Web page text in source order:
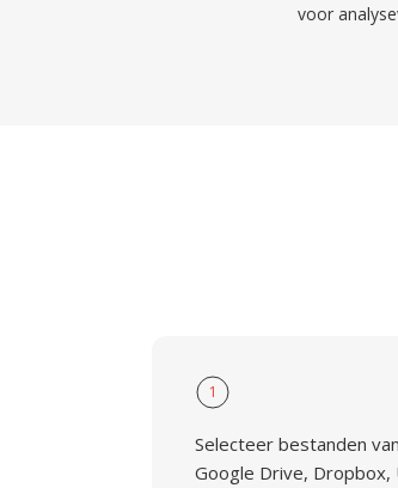
voor
1
Selecteer bestanden
Google Drive, Dropbox,